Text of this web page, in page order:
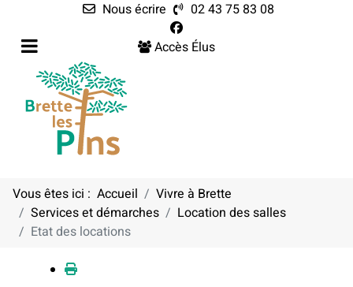
Nous écrire
02 43 75 83 08
Accès Élus
Vous êtes ici : Accueil
Vivre à Brette
Services et démarches
Location des salles
Etat des locations
Calendrier